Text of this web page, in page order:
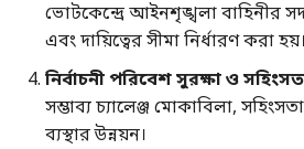
ভোটকেন্দ্রে আইনশৃঙ্খলা বাহিনীর
এবং দায়িত্বের সীমা নির্ধারণ করা হয়।
নির্বাচনী পরিবেশ সুরক্ষা ও
সম্ভাব্য চ্যালেঞ্জ মোকাবিলা,
ব্যস্থার উন্নয়ন।